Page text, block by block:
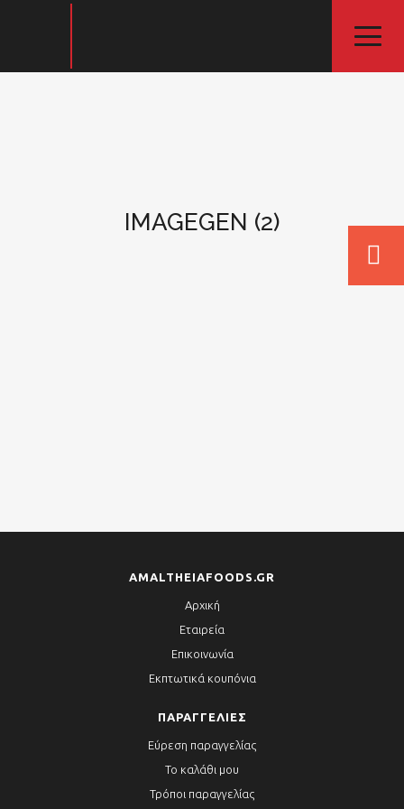
IMAGEGEN (2)
AMALTHEIAFOODS.GR
Αρχική
Εταιρεία
Επικοινωνία
Εκπτωτικά κουπόνια
ΠΑΡΑΓΓΕΛΊΕΣ
Εύρεση παραγγελίας
Το καλάθι μου
Τρόποι παραγγελίας